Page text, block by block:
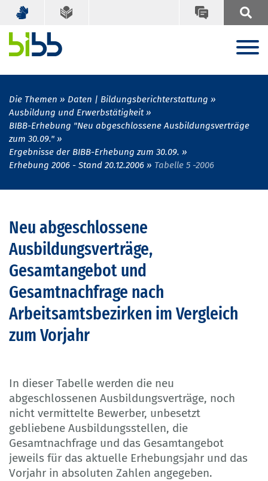
Die Themen
Daten | Bildungsberichterstattung
Ausbildung und Erwerbstätigkeit
BIBB-Erhebung "Neu abgeschlossene Ausbildungsverträge
zum 30.09."
Ergebnisse der BIBB-Erhebung zum 30.09.
Erhebung 2006 - Stand 20.12.2006
Tabelle 5 -2006
Neu abgeschlossene
Ausbildungsverträge,
Gesamtangebot und
Gesamtnachfrage nach
Arbeitsamtsbezirken im Vergleich
zum Vorjahr
In dieser Tabelle werden die neu
abgeschlossenen Ausbildungsverträge, noch
nicht vermittelte Bewerber, unbesetzt
gebliebene Ausbildungsstellen, die
Gesamtnachfrage und das Gesamtangebot
jeweils für das aktuelle Erhebungsjahr und das
Vorjahr in absoluten Zahlen angegeben.